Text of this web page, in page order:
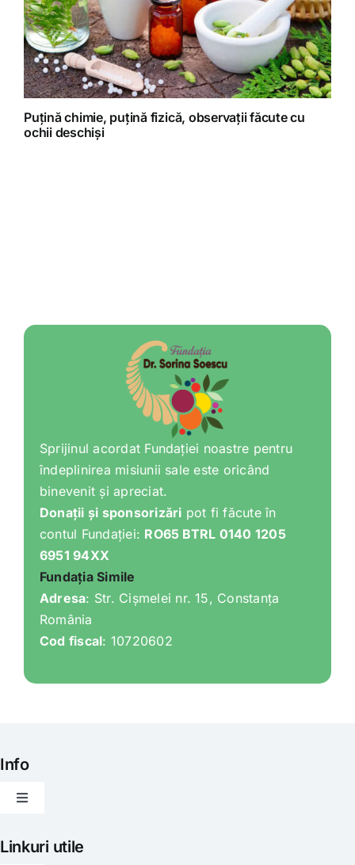
Puțină chimie, puțină fizică, observații făcute cu
ochii deschiși
Sprijinul acordat Fundației noastre pentru
îndeplinirea misiunii sale este oricând
binevenit și apreciat.
Donații și sponsorizări pot fi făcute în
contul Fundației: RO65 BTRL 0140 1205
6951 94XX
Fundația Simile
Adresa: Str. Cișmelei nr. 15, Constanța
România
Cod fiscal: 10720602
Info
Toggle
Articole
Linkuri utile